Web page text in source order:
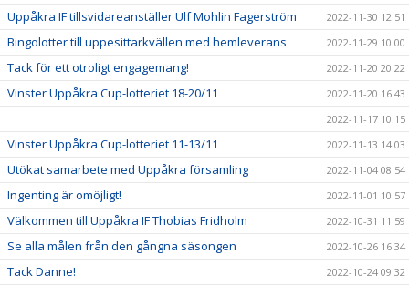
Uppåkra IF tillsvidareanställer Ulf Mohlin Fagerström 2022-11-30 12:51
Bingolotter till uppesittarkvällen med hemleverans 2022-11-29 10:00
Tack för ett otroligt engagemang! 2022-11-20 20:22
Vinster Uppåkra Cup-lotteriet 18-20/11
2022-11-20 16:43
2022-11-17 10:15
Vinster Uppåkra Cup-lotteriet 11-13/11 2022-11-13 14:03
Utökat samarbete med Uppåkra församling 2022-11-04 08:54
Ingenting är omöjligt! 2022-11-01 10:57
Välkommen till Uppåkra IF Thobias Fridholm 2022-10-31 11:59
Se alla målen från den gångna säsongen 2022-10-26 16:34
Tack Danne! 2022-10-24 09:32